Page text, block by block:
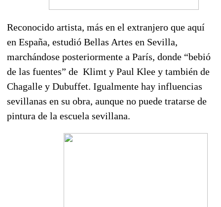
Reconocido artista, más en el extranjero que aquí
en España, estudió Bellas Artes en Sevilla,
marchándose posteriormente a París, donde “bebió
de las fuentes” de Klimt y Paul Klee y también de
Chagalle y Dubuffet. Igualmente hay influencias
sevillanas en su obra, aunque no puede tratarse de
pintura de la escuela sevillana.